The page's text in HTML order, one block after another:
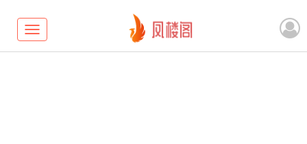
Toggle
navigation